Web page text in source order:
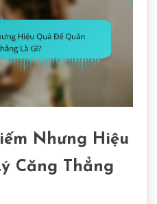
Nhưng Hiệu
Căng Thẳng